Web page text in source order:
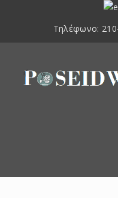
Τηλέφωνο:
Είδη